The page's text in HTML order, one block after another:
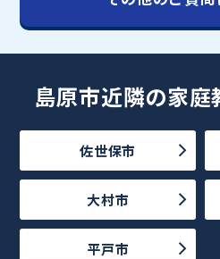
島原市近隣の家
佐世保市
大村市
平戸市